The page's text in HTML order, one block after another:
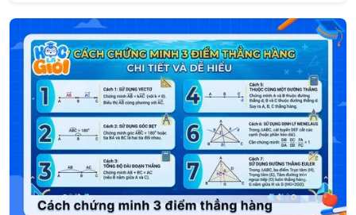
Học là Giỏi sẽ hướng dẫn chi tiết các cách chứng minh
đường trung trực dựa trên kiến thức của sách Kết nối tri thức
với cuộc sống, kèm ví dụ minh họa và bài tập tự luyện để các
con dễ dàng ôn tập và vận dụng.